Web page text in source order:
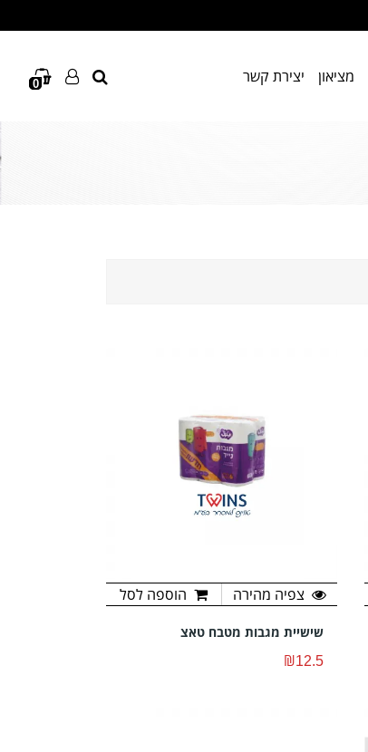
מציאון יצירת קשר 0
צפיה מהירה הוספה לסל
שישיית מגבות מטבח טאצ
₪12.5